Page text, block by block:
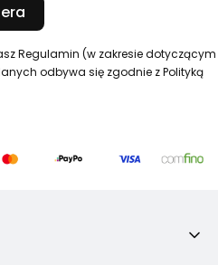
Regulamin (w zakresie dotyczącym
odbywa się zgodnie z Polityką